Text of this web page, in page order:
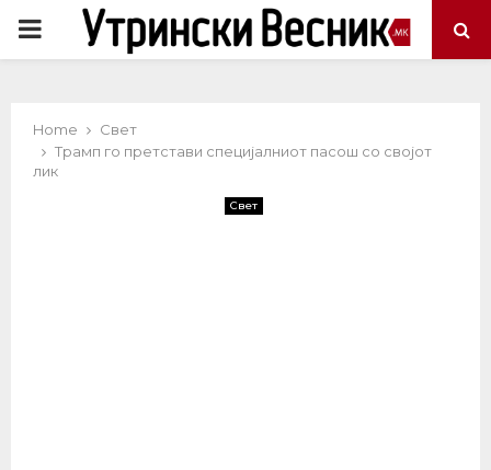
PRIMARY
Home
Свет
Трамп го претстави специјалниот пасош со својот
лик
Свет